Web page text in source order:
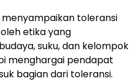
toleransi
etika yang
suku, dan kelompok
menghargai pendapat
bagian dari toleransi.